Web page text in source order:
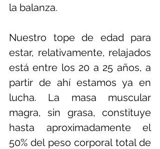
la balanza.
Nuestro tope de edad para
estar, relativamente, relajados
está entre los 20 a 25 años, a
partir de ahí estamos ya en
lucha. La masa muscular
magra, sin grasa, constituye
hasta aproximadamente el
50% del peso corporal total de